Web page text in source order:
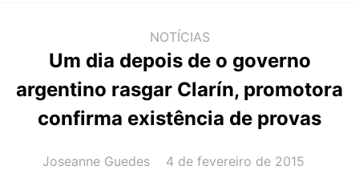
NOTÍCIAS
Um dia depois de o governo
argentino rasgar Clarín, promotora
confirma existência de provas
AUTOR(A):
Joseanne Guedes DATA:
4 de fevereiro de 2015